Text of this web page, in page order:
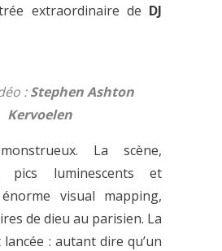
extraordinaire de DJ
:Stephen Ashton
Kervoelen
La scène,
pics luminescents et
visual mapping,
de dieu au parisien. La
: autant dire qu’un